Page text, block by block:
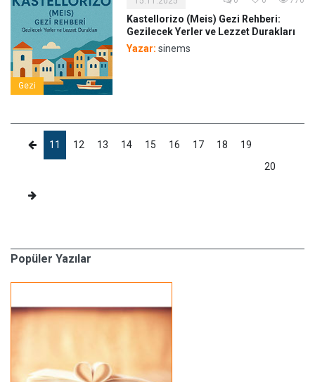
Gezi
Kastellorizo (Meis) Gezi Rehberi:
Gezilecek Yerler ve Lezzet Durakları
Yazar: sinems
11 12 13 14 15 16 17 18
19
20
Popüler Yazılar